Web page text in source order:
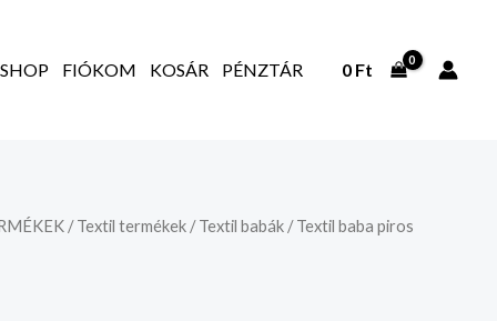
FIÓKOM KOSÁR PÉNZTÁR 0 Ft
/Textil termékek /Textil babák / Textil baba piros